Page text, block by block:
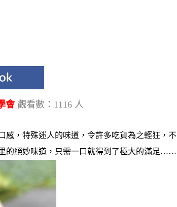
會 觀看數：1116 人
感，特殊迷人的味道，令許多吃貨為之輕狂，不
的絕妙味道，只需一口就得到了極大的滿足……